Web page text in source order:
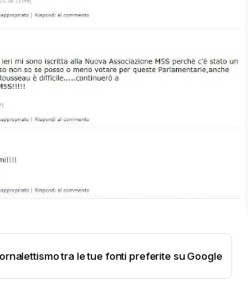
tra le tue fonti preferite su Google